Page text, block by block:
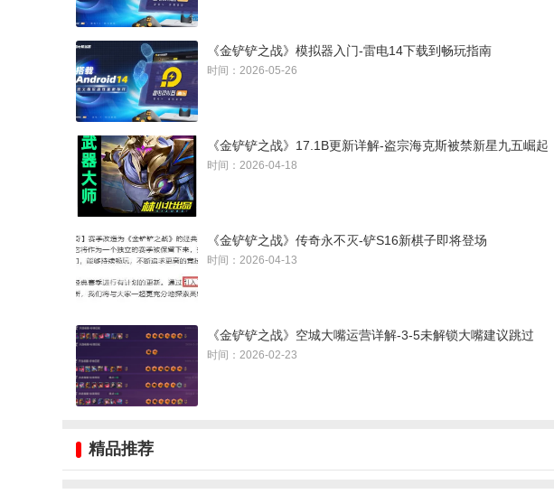
一图解读：重点说一下最佳好友（金银）都加强挺多，比较克制物理系阵容，如
分，要是上分看到还是必拿的，毕竟BUG修复了，德玛现在玩的人也不是很多，
也更少了。
《金铲铲之战》模拟器入门-雷电14下载到畅玩指南
时间：2026-05-26
《金铲铲之战》17.1B更新详解-盗宗海克斯被禁新星九五崛起
时间：2026-04-18
《金铲铲之战》传奇永不灭-铲S16新棋子即将登场
时间：2026-04-13
《金铲铲之战》空城大嘴运营详解-3-5未解锁大嘴建议跳过
时间：2026-02-23
精品推荐